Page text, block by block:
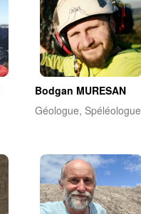
Bodgan MURESAN
Géologue, Spéléologue